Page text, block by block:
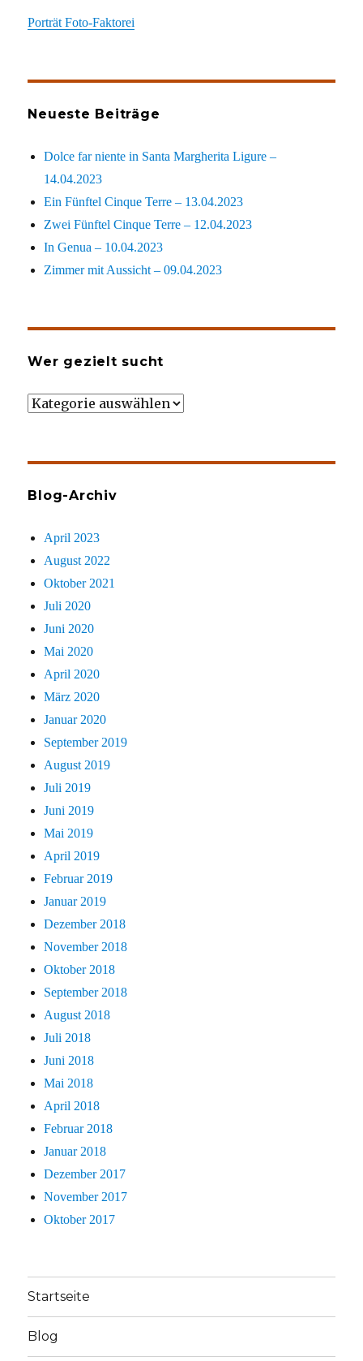
Porträt Foto-Faktorei
Neueste Beiträge
Dolce far niente in Santa Margherita Ligure –
14.04.2023
Ein Fünftel Cinque Terre – 13.04.2023
Zwei Fünftel Cinque Terre – 12.04.2023
In Genua – 10.04.2023
Zimmer mit Aussicht – 09.04.2023
Wer gezielt sucht
Wer
Blog-Archiv
April 2023
August 2022
Oktober 2021
Juli 2020
Juni 2020
Mai 2020
April 2020
März 2020
Januar 2020
September 2019
August 2019
Juli 2019
Juni 2019
Mai 2019
April 2019
Februar 2019
Januar 2019
Dezember 2018
November 2018
Oktober 2018
September 2018
August 2018
Juli 2018
Juni 2018
Mai 2018
April 2018
Februar 2018
Januar 2018
Dezember 2017
November 2017
Oktober 2017
Startseite
Blog